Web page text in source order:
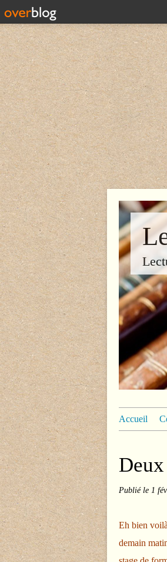
Accueil
Publié le 1
Eh bien
demain